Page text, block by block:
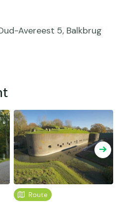
Avereest 5, Balkbrug
Route